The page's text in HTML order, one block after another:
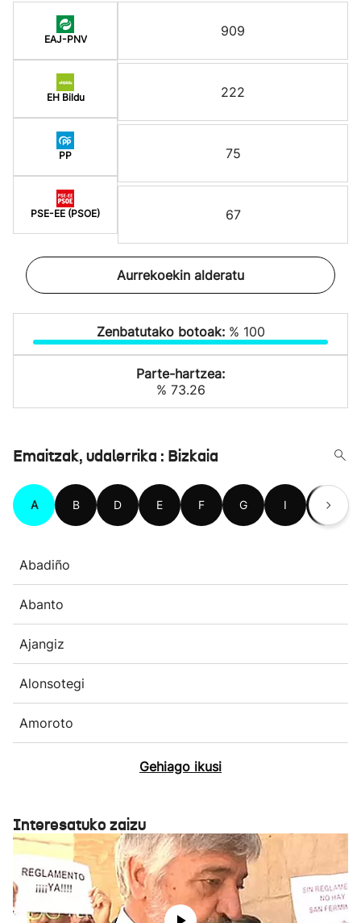
EAJ-PNV
EH Bildu
PP
PSE-EE (PSOE)
909
222
75
67
Aurrekoekin alderatu
Zenbatutako botoak: % 100
Parte-hartzea:
% 73.26
Emaitzak, udalerrika : Bizkaia
A B D E F G I J
Abadiño
Abanto
Ajangiz
Alonsotegi
Amoroto
Gehiago ikusi
Interesatuko zaizu